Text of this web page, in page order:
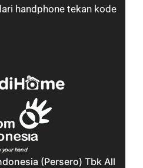
handphone tekan kode
(Persero) Tbk All